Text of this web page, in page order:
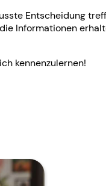
Entscheidung
Informationen
kennenzulernen!